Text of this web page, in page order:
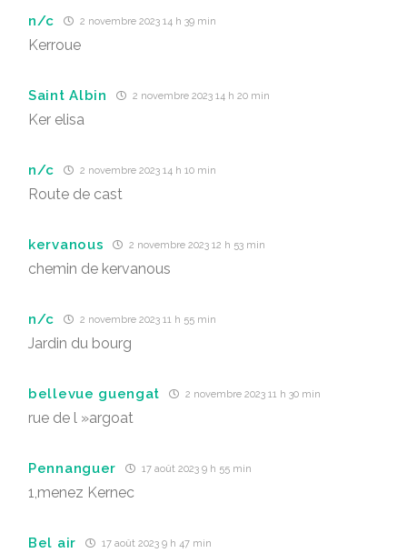
n/c 2 novembre 2023 14 h 39 min
Kerroue
Saint Albin 2 novembre 2023 14 h 20 min
Ker elisa
n/c 2 novembre 2023 14 h 10 min
Route de cast
kervanous 2 novembre 2023 12 h 53 min
chemin de kervanous
n/c 2 novembre 2023 11 h 55 min
Jardin du bourg
bellevue guengat 2 novembre 2023 11 h 30 min
rue de l »argoat
Pennanguer 17 août 2023 9 h 55 min
1,menez Kernec
Bel air 17 août 2023 9 h 47 min